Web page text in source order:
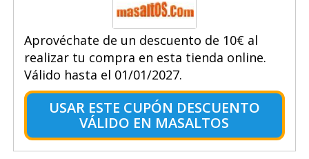
Aprovéchate de un descuento de 10€ al
realizar tu compra en esta tienda online.
Válido hasta el 01/01/2027.
USAR ESTE CUPÓN DESCUENTO
VÁLIDO EN MASALTOS